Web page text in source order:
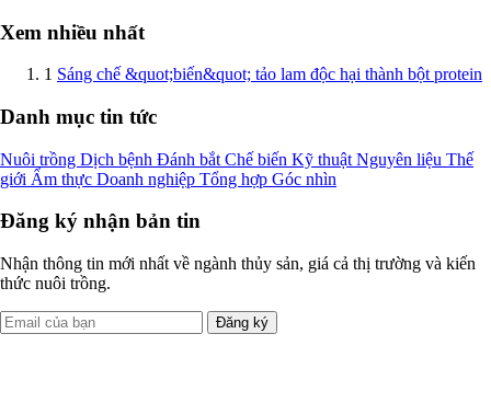
Xem nhiều nhất
1 Sáng chế &quot;biến&quot; tảo lam độc hại thành bột protein
Danh mục tin tức
Nuôi trồng Dịch bệnh Đánh bắt Chế biến Kỹ thuật Nguyên liệu Thế
giới Ẩm thực Doanh nghiệp Tổng hợp Góc nhìn
Đăng ký nhận bản tin
Nhận thông tin mới nhất về ngành thủy sản, giá cả thị trường và kiến
thức nuôi trồng.
Đăng ký